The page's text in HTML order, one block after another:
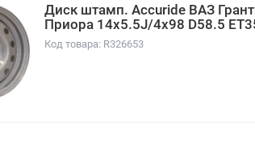
Диск штамп. Accuride ВАЗ
Приора 14x5.5J/4x98 D58.5
Код товара: R326653